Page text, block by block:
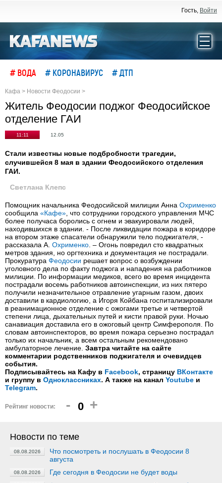
Гость, Войти
# ВОДА # КОРОНАВИРУС # ДТП
Кафа > Новости Феодосии >
Житель Феодосии поджог Феодосийское
отделение ГАИ
11:11 12.05
Стали известны новые подбробности трагедии,
случившейся 8 мая в здании Феодосийского отделения
ГАИ.
Светлана Клепс
Помощник начальника Феодосийской милиции Анна Охрименко
сообщила «Кафе» , что сотрудники городского управления МЧС
более получаса боролись с огнем и эвакуировали людей,
находившихся в здании. - После ликвидации пожара в коридоре
на втором этаже спасатели обнаружили тело поджигателя, -
рассказала А. Охрименко . – Огонь повредил сто квадратных
метров здания, но оргтехника и документация не пострадали.
Прокуратура Феодосии решает вопрос о возбуждении
уголовного дела по факту поджога и нападения на работников
милиции. По информации медиков, всего во время инцидента
пострадали восемь работников автоинспекции, из них пятеро
получили незначительное отравление угарным газом, двоих
доставили в кардиологию, а Игоря Койбана госпитализировали
в реанимационное отделение с ожогами третье и четвертой
степени лица, дыхательных путей и кисти правой руки. Ночью
санавиация доставила его в ожоговый центр Симферополя. По
словам автоинспекторов, во время пожара серьезно пострадал
только их начальник, а всем остальным рекомендовано
амбулаторное лечение. Завтра читайте на сайте
комментарии родственников поджигателя и очевидцев
события.
Подписывайтесь на Кафу в Facebook, страницу ВКонтакте
и группу в Одноклассниках. А также на канал Youtube и
Telegram.
Рейтинг новости: - 0 +
Новости по теме
08.08.2026
Что посмотреть и послушать в Феодосии 8
августа
08.08.2026 Где сегодня в Феодосии не будет воды